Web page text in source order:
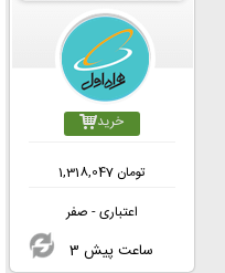
خرید
1,318,047 تومان
اعتباری - صفر
3 ساعت پیش